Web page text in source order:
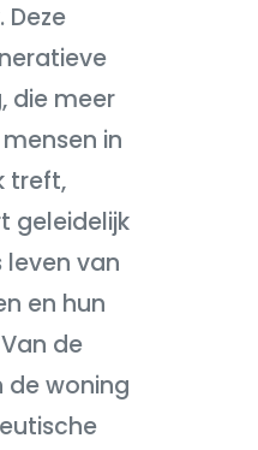
Deze
die meer
in
treft,
geleidelijk
leven van
en hun
de
de woning